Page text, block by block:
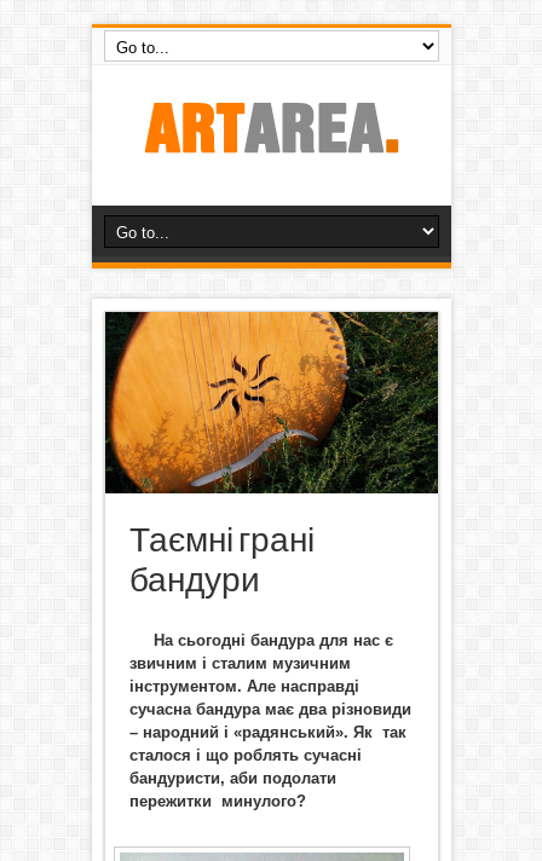
Таємні грані
бандури
На сьогодні бандура для нас є
звичним і сталим музичним
інструментом. Але насправді
сучасна бандура має два різновиди
– народний і «радянський». Як так
сталося і що роблять сучасні
бандуристи, аби подолати
пережитки минулого?